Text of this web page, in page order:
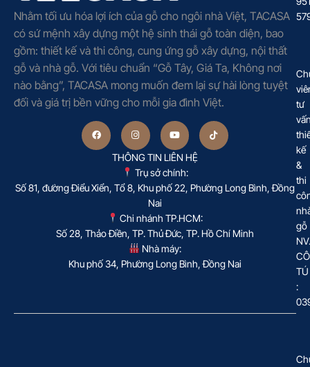
Nhằm tối ưu hóa lợi ích của gỗ cho ngôi nhà Việt, TACASA
có sứ mệnh xây dựng một hệ sinh thái gỗ toàn diện, bao
gồm: thiết kế và thi công, cung ứng gỗ xây dựng, nội thất
gỗ và nhà gỗ. Với tiêu chuẩn “Gỗ Tây, Giá Ta, Không nơi
nào bằng”, TACASA mong muốn đem lại sự hài lòng tuyệt
đối và giá trị bền vững cho mỗi gia đình Việt.
THÔNG TIN LIÊN HỆ
Trụ sở chính:
Số 81, đường Điểu Xiển, Tổ 8, Khu phố 22, Phường Long Bình, Đồng
Nai
Chi nhánh TP.HCM:
Số 28, Thảo Điền, TP. Thủ Đức, TP. Hồ Chí Minh
Nhà máy:
Khu phố 34, Phường Long Bình, Đồng Nai
tư
kế
&
thi
gỗ
NV.
TÚ
: